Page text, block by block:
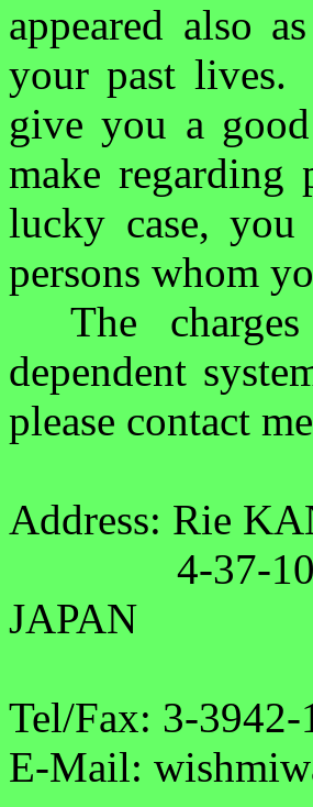
appeared also
your past lives.
give you a
make regarding
lucky case,
persons whom
The
dependent
please contact
Address: Rie
4-37-
JAPAN
Tel/Fax: 3-3942-
E-Mail: